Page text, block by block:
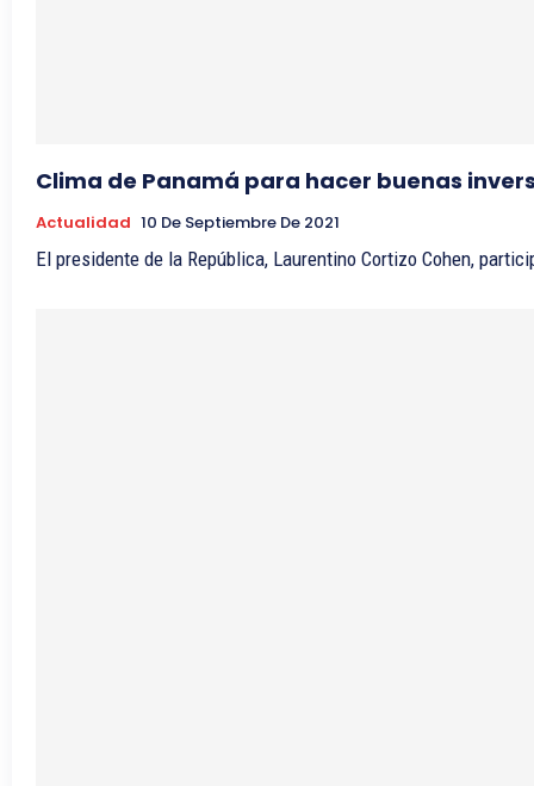
Clima de Panamá para hacer buenas
Actualidad 10 De Septiembre De 2021
El presidente de la República, Laurentino Cortizo Cohen,